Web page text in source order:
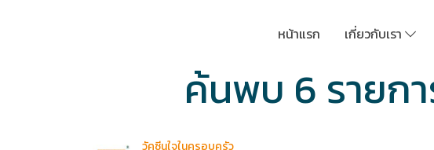
หน้าแรก เกี่ยวกับเรา
ค้นพบ 6 รายก
วัคซีนใจในครอบครัว